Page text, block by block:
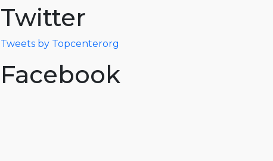
Twitter
Tweets by Topcenterorg
Facebook